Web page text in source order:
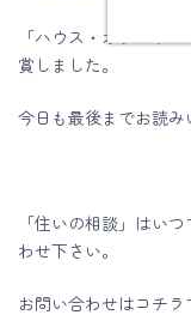
「ハウス・オブ・ザ
賞しました。
今日も最後までお読
「住いの相談」はい
わせ下さい。
お問い合わせはコチラ